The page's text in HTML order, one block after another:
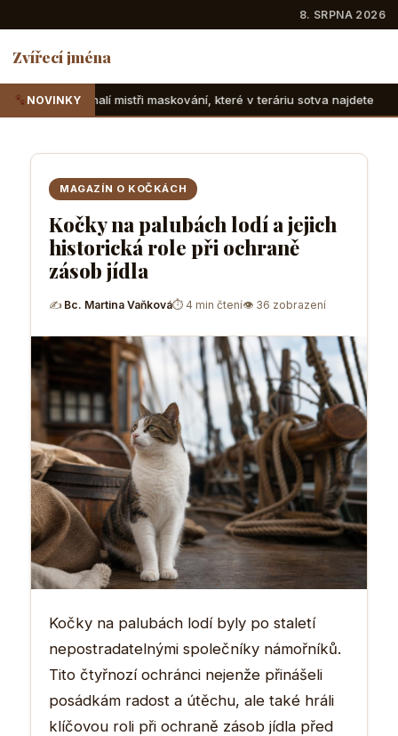
8. SRPNA 2026
Zvířecí jména
NOVINKY
maskování, které v teráriu sotva najdete
MAGAZÍN O KOČKÁCH
Kočky na palubách lodí a jejich
historická role při ochraně
zásob jídla
✍ Bc. Martina Vaňková⏱ 4 min čtení👁 36 zobrazení
Kočky na palubách lodí byly po staletí
nepostradatelnými společníky námořníků.
Tito čtyřnozí ochránci nejenže přinášeli
posádkám radost a útěchu, ale také hráli
klíčovou roli při ochraně zásob jídla před